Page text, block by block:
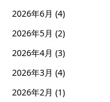
2026年6月 (4)
2026年5月 (2)
2026年4月 (3)
2026年3月 (4)
2026年2月 (1)